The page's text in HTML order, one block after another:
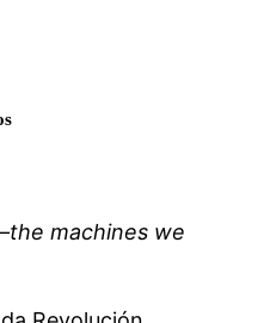
machines we